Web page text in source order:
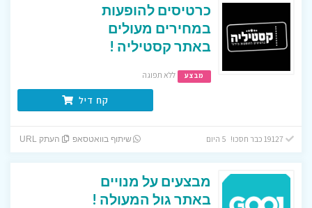
כרטיסים להופעות
במחירים מעולים
באתר קסטיליה !
מבצע ללא תפוגה
קח דיל
שיתוף בוואטסאפ העתק URL
מבצעים על מנויים
באתר גול המעולה !